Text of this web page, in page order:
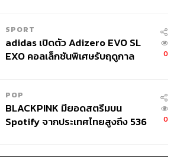
SPORT
adidas เปิดตัว Adizero EVO SL
EXO คอลเล็กชันพิเศษรับฤดูกาล
0
POP
BLACKPINK มียอดสตรีมบน
Spotify จากประเทศไทยสูงถึง 536
0